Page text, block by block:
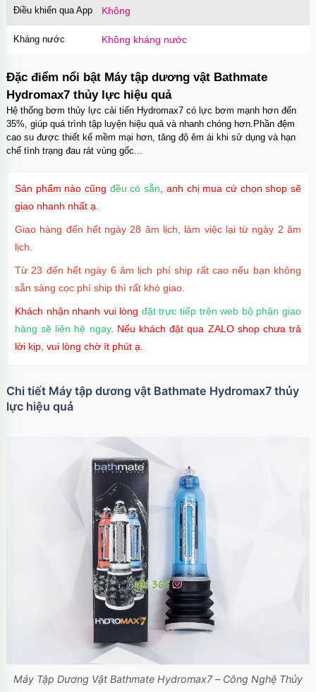
Điều khiển qua App Không
Kháng nước Không kháng nước
Đặc điểm nổi bật Máy tập dương vật Bathmate
Hydromax7 thủy lực hiệu quả
Hệ thống bơm thủy lực cải tiến Hydromax7 có lực bơm mạnh hơn đến
35%, giúp quá trình tập luyện hiệu quả và nhanh chóng hơn.Phần đệm
cao su được thiết kế mềm mại hơn, tăng độ êm ái khi sử dụng và hạn
chế tình trạng đau rát vùng gốc...
Sản phẩm nào cũng đều có sẵn , anh chị mua cứ chọn shop sẽ
giao nhanh nhất ạ.
Giao hàng đến hết ngày 28 âm lịch, làm việc lại từ ngày 2 âm
lịch.
Từ 23 đến hết ngày 6 âm lịch phí ship rất cao nếu bạn không
sẵn sàng cọc phí ship thì rất khó giao.
Khách nhận nhanh vui lòng đặt trực tiếp trên web bộ phận giao
hàng sẽ liên hệ ngay. Nếu khách đặt qua ZALO shop chưa trả
lời kịp, vui lòng chờ ít phút ạ.
Chi tiết Máy tập dương vật Bathmate Hydromax7 thủy
lực hiệu quả
Máy Tập Dương Vật Bathmate Hydromax7 – Công Nghệ Thủy